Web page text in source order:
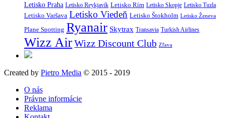
Letisko Praha Letisko Reykjavík Letisko Rím Letisko Skopje Letisko Tuzla
Letisko Varšava Letisko Viedeň Letisko Štokholm Letisko Ženeva
Plane Spotting Ryanair Skytrax Transavia Turkish Airlines
Wizz AirWizz Discount Club Zľava
Created by Pietro Media © 2015 - 2019
O nás
Právne informácie
Reklama